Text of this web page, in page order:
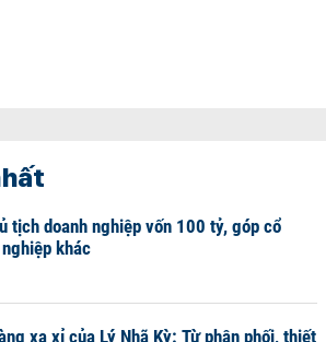
tịch doanh nghiệp vốn 100 tỷ, góp cổ
khác
xa xỉ của Lý Nhã Kỳ: Từ phân phối, thiết